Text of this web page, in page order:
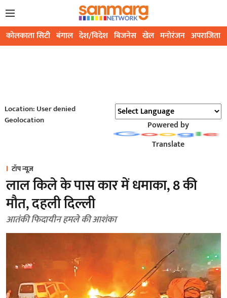
कोलकाता सिटी बंगाल देश/विदेश बिजनेस खेल मनोरंजन अपराजिता
Location: User denied
Geolocation
Powered by
Translate
टॉप न्यूज़
लाल किले के पास कार में धमाका, 8 की
मौत, दहली दिल्ली
आतंकी फिदायीन हमले की आशंका